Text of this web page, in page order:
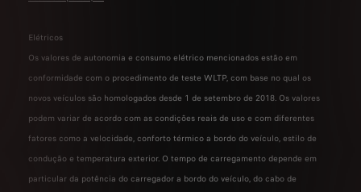
Elétricos
Os valores de autonomia e consumo elétrico mencionados estão em
conformidade com o procedimento de teste WLTP, com base no qual os
novos veículos são homologados desde 1 de setembro de 2018. Os valores
podem variar de acordo com as condições reais de uso e com diferentes
fatores como a velocidade, conforto térmico a bordo do veículo, estilo de
condução e temperatura exterior. O tempo de carregamento depende em
particular da potência do carregador a bordo do veículo, do cabo de